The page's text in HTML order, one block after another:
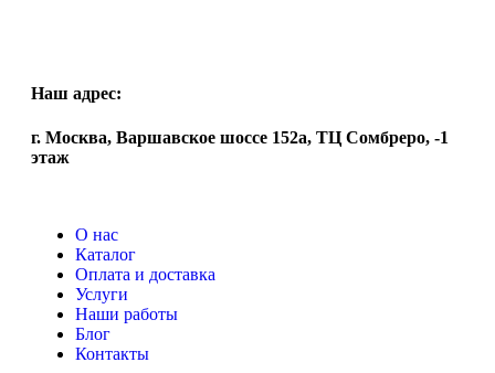
Наш адрес:
г. Москва, Варшавское шоссе 152а, ТЦ Сомбреро, -1
этаж
О нас
Каталог
Оплата и доставка
Услуги
Наши работы
Блог
Контакты